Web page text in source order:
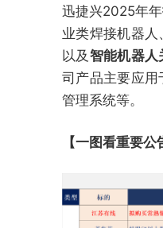
迅捷兴2025年
业类焊接机器人
以及 智能机器人
司产品主要应
管理系统等。
【一图看重要公